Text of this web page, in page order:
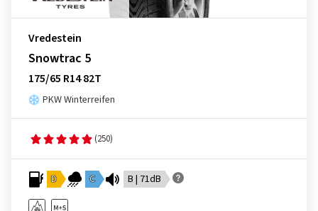
Vredestein
Snowtrac 5
175/65 R14 82T
PKW Winterreifen
(250)
D C B | 71dB